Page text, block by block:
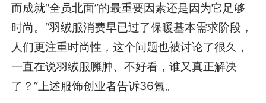
而成就“全员北面”的最重要因素还是因为它足够
时尚。“羽绒服消费早已过了保暖基本需求阶段，
人们更注重时尚性，这个问题也被讨论了很久，
一直在说羽绒服臃肿、不好看，谁又真正解决
了？”上述服饰创业者告诉36氪。